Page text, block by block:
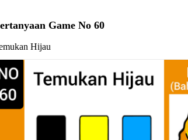
Game No 60
Hijau